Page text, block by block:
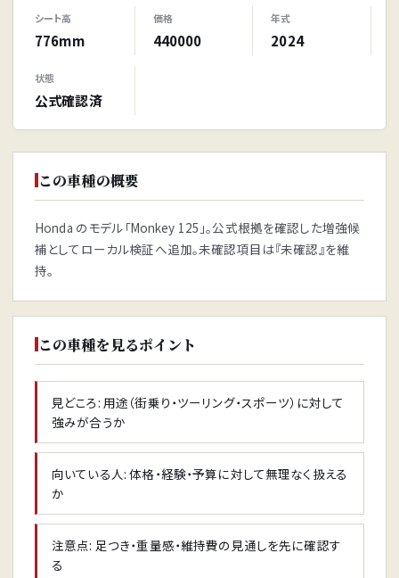
シート高
776mm
価格
440000
年式
2024
状態
公式確認済
この車種の概要
Honda のモデル「Monkey 125」。公式根拠を確認した増強候
補としてローカル検証へ追加。未確認項目は『未確認』を維
持。
この車種を見るポイント
見どころ: 用途（街乗り・ツーリング・スポーツ）に対して
強みが合うか
向いている人: 体格・経験・予算に対して無理なく扱える
か
注意点: 足つき・重量感・維持費の見通しを先に確認す
る